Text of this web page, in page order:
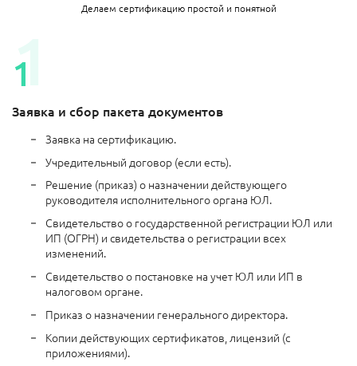
Делаем сертификацию простой и понятной
Заявка и сбор пакета документов
Заявка на сертификацию.
Учредительный договор (если есть).
Решение (приказ) о назначении действующего
руководителя исполнительного органа ЮЛ.
Свидетельство о государственной регистрации ЮЛ или
ИП (ОГРН) и свидетельства о регистрации всех
изменений.
Свидетельство о постановке на учет ЮЛ или ИП в
налоговом органе.
Приказ о назначении генерального директора.
Копии действующих сертификатов, лицензий (с
приложениями).